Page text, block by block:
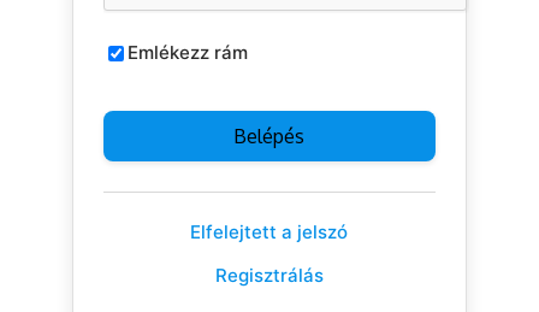
Emlékezz rám
Elfelejtett a jelszó
Regisztrálás